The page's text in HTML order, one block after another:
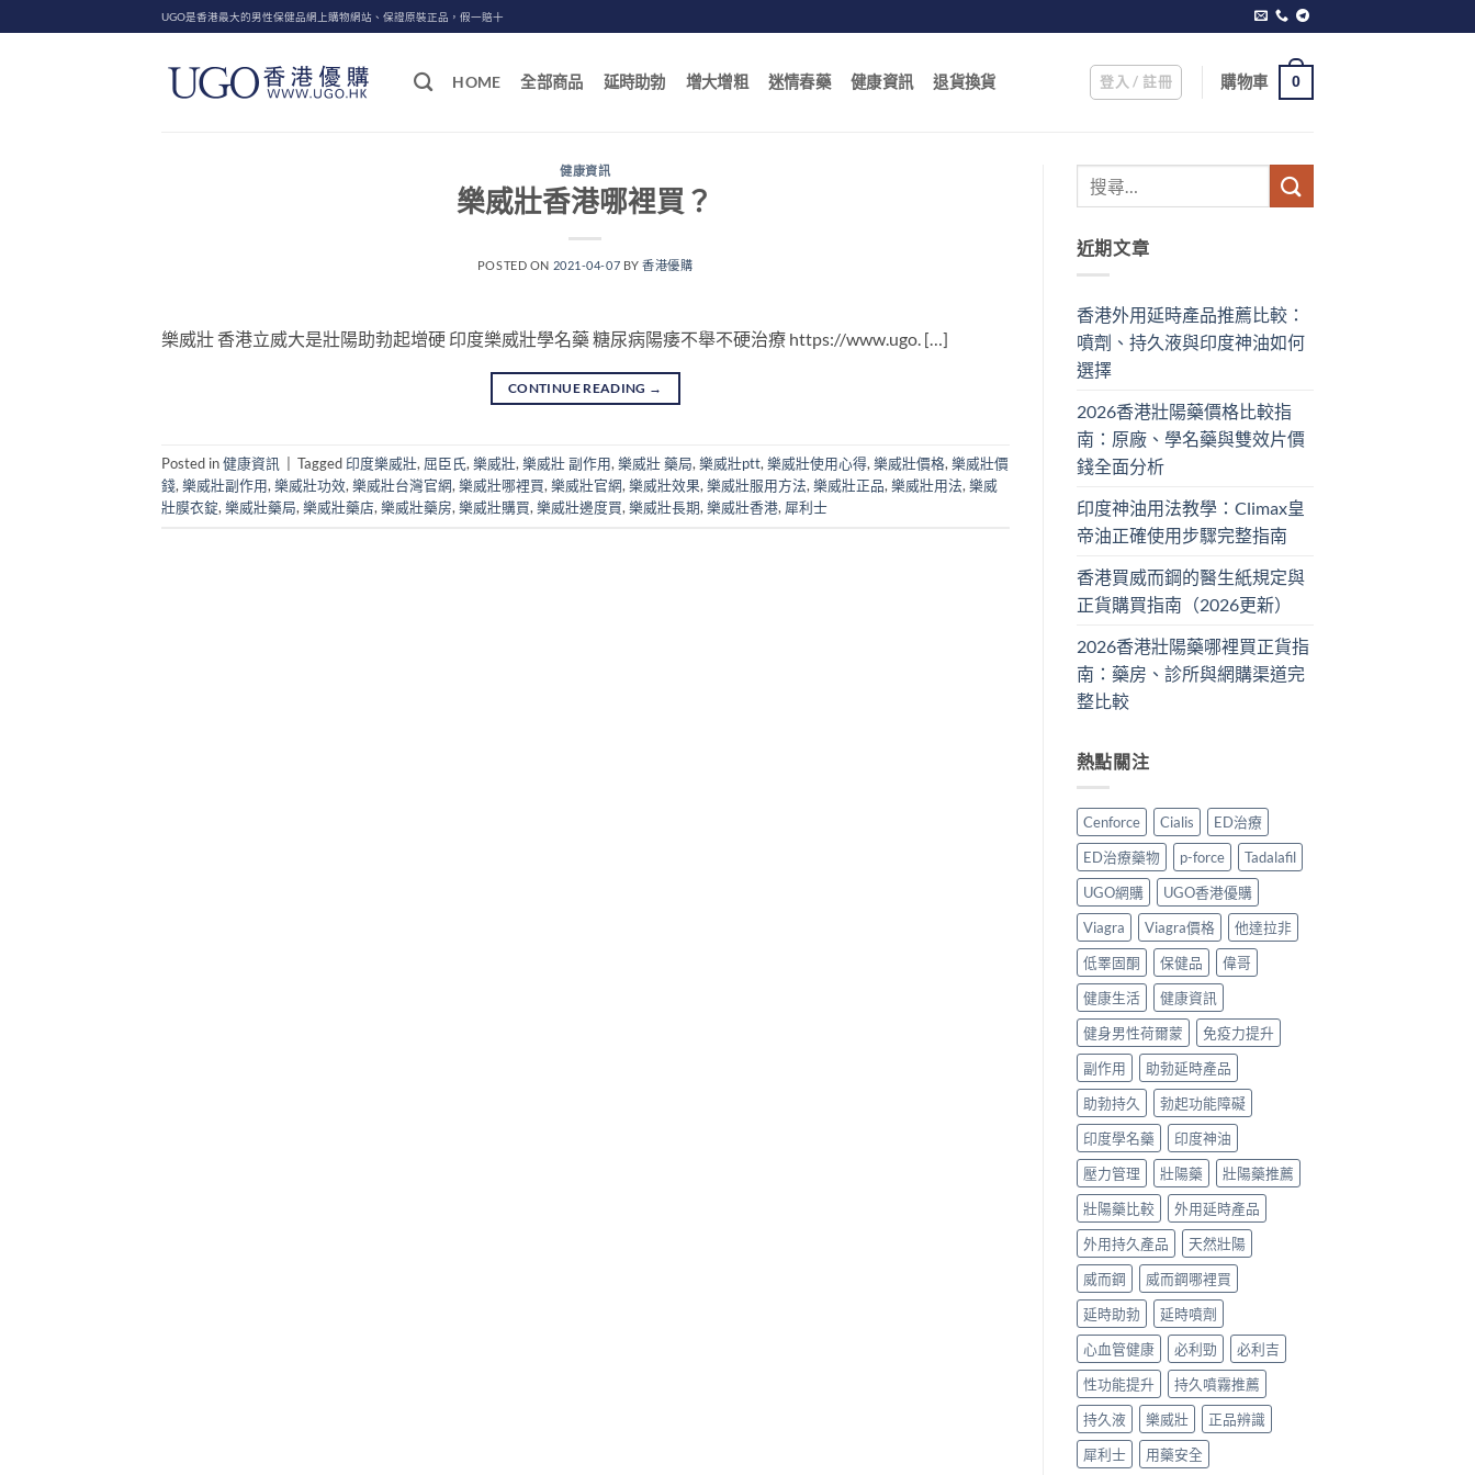
to
UGO是香港最大的男性保健品網上購物網站、保證原裝正品，假一賠十
HOME 全部商品 延時助勃 增大增粗 迷情春藥 健康資訊 退貨換貨 登入 / 註冊 購物車 0
健康資訊
樂威壯香港哪裡買？
POSTED ON 2021-04-07 BY香港優購
樂威壯 香港立威大是壯陽助勃起增硬 印度樂威壯學名藥 糖尿病陽痿不舉不硬治療 https://www.ugo. […]
CONTINUE READING →
Posted in健康資訊 Tagged 印度樂威壯, 屈臣氏, 樂威壯, 樂威壯 副作用, 樂威壯 藥局, 樂威壯ptt, 樂威壯使用心得, 樂威壯價格, 樂威壯價
錢, 樂威壯副作用, 樂威壯功效, 樂威壯台灣官網, 樂威壯哪裡買, 樂威壯官網, 樂威壯效果, 樂威壯服用方法, 樂威壯正品, 樂威壯用法, 樂威
壯膜衣錠, 樂威壯藥局, 樂威壯藥店, 樂威壯藥房, 樂威壯購買, 樂威壯邊度買, 樂威壯長期, 樂威壯香港, 犀利士
近期文章
香港外用延時產品推薦比較：
噴劑、持久液與印度神油如何
選擇
2026香港壯陽藥價格比較指
南：原廠、學名藥與雙效片價
錢全面分析
印度神油用法教學：Climax皇
帝油正確使用步驟完整指南
香港買威而鋼的醫生紙規定與
正貨購買指南（2026更新）
2026香港壯陽藥哪裡買正貨指
南：藥房、診所與網購渠道完
整比較
熱點關注
Cenforce Cialis
ED治療
ED治療藥物
p-force
Tadalafil
UGO網購
UGO香港優購
Viagra
Viagra價格
他達拉非
低睪固酮
保健品
偉哥
健康生活
健康資訊
健身男性荷爾蒙
免疫力提升
副作用
助勃延時產品
助勃持久
勃起功能障礙
印度學名藥
印度神油
壓力管理
壯陽藥
壯陽藥推薦
壯陽藥比較
外用延時產品
外用持久產品
天然壯陽
威而鋼
威而鋼哪裡買
延時助勃
延時噴劑
心血管健康
必利勁
必利吉
性功能提升
持久噴霧推薦
持久液
樂威壯
正品辨識
犀利士
用藥安全